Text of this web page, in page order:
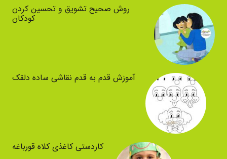
روش صحیح تشویق و تحسین کردن
کودکان
آموزش قدم به قدم نقاشی ساده دلقک
کاردستی کاغذی کلاه قورباغه